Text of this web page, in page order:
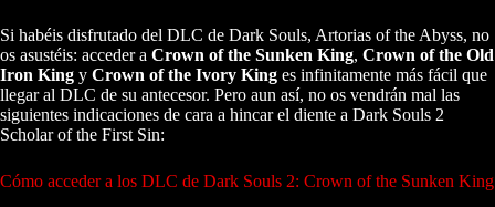
Si habéis disfrutado del DLC de Dark Souls, Artorias of the Abyss, no
os asustéis: acceder a Crown of the Sunken King, Crown of the Old
Iron King y Crown of the Ivory King es infinitamente más fácil que
llegar al DLC de su antecesor. Pero aun así, no os vendrán mal las
siguientes indicaciones de cara a hincar el diente a Dark Souls 2
Scholar of the First Sin:
Cómo acceder a los DLC de Dark Souls 2: Crown of the Sunken King